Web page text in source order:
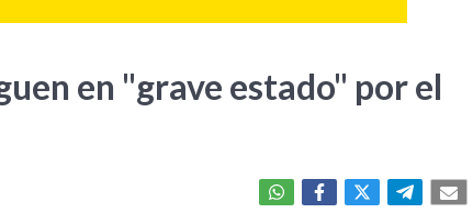
en "grave estado" por el